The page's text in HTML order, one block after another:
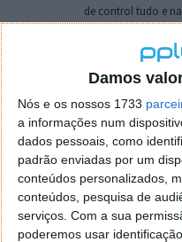
Damos
Nós e os nossos 1733
a informações num
dados pessoais, como
padrão enviadas por um
conteúdos personalizados,
conteúdos, pesquisa de
serviços. Com a sua
poderemos usar
de control tudo e
firefox mas em
agradecido, caso
Vítor M.
7 de
@Reporter
Desculpa mas o
o MSn Messenger 8.
Responder